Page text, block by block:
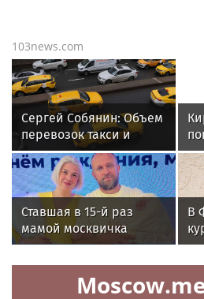
103news.com
Сергей Собянин: Объем
перевозок такси и
каршеринга в Москве
вырос почти в 10 раз
не
Ставшая в 15-й раз
мамой москвичка
Надежда Рогова
рассказала
о воспитании детей
В